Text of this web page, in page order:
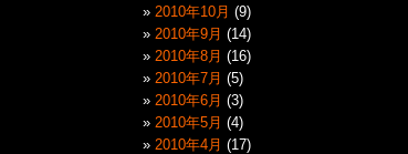
2010年10月 (9)
2010年9月 (14)
2010年8月 (16)
2010年7月 (5)
2010年6月 (3)
2010年5月 (4)
2010年4月 (17)